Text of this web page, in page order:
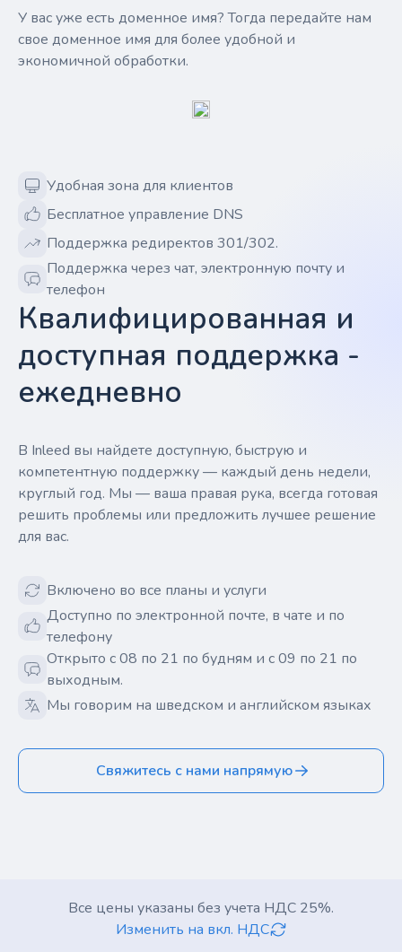
У вас уже есть доменное имя? Тогда передайте нам
свое доменное имя для более удобной и
экономичной обработки.
Удобная зона для клиентов
Бесплатное управление DNS
Поддержка редиректов 301/302.
Поддержка через чат, электронную почту и
телефон
Квалифицированная и
доступная поддержка -
ежедневно
В Inleed вы найдете доступную, быструю и
компетентную поддержку — каждый день недели,
круглый год. Мы — ваша правая рука, всегда готовая
решить проблемы или предложить лучшее решение
для вас.
Включено во все планы и услуги
Доступно по электронной почте, в чате и по
телефону
Открыто с 08 по 21 по будням и с 09 по 21 по
выходным.
Мы говорим на шведском и английском языках
Свяжитесь с нами напрямую
Все цены указаны без учета НДС 25%.
Изменить на вкл. НДС